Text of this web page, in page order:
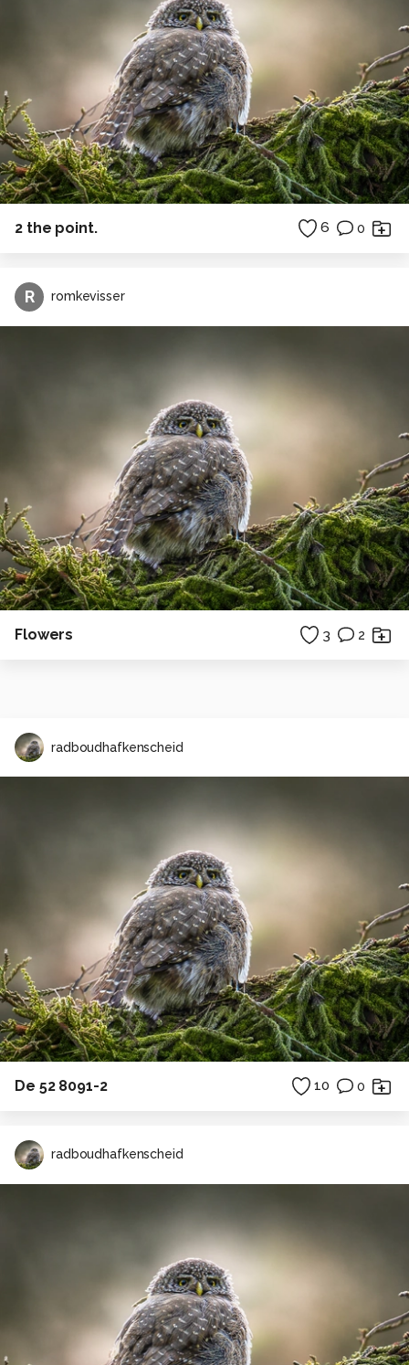
2 the point. 6 0
R romkevisser
Flowers 3 2
radboudhafkenscheid
De 52 8091-2 10 0
radboudhafkenscheid